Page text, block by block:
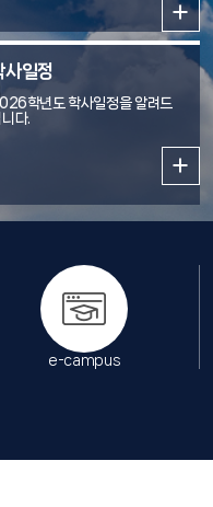
을 목표로 합니다. 데이터
로 데이터의 생성, 수집, 분석,
과정을 이해하고, 데이터
터 전문 인력을 양성합니다.
기술인 로봇 및 자율주행 시
, 특히 컴퓨터 비전 기반의 인
주행 시스템을 구현할 수 있는
를 주도할 수 있는 인재 배양
임콘텐츠 등)에 특화된 소프트
인재 배양 3. 실무 문제
는 문제 해결 능력 배양 4.
사일정
학년도 학사일정을 알려드
다.
e-campus